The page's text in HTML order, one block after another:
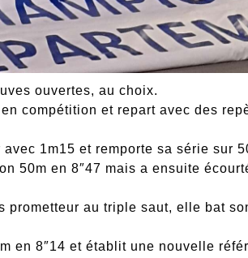
ouvertes, au choix.
compétition et repart avec des
1m15 et remporte sa série sur
50m en 8″47 mais a ensuite
prometteur au triple saut, elle bat
en 8″14 et établit une nouvelle